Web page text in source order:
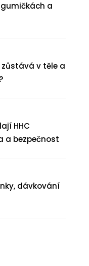
a
zůstává v těle a
HHC
a bezpečnost
dávkování